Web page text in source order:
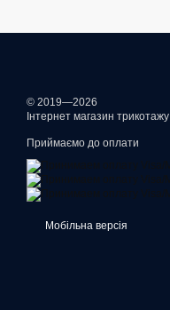
© 2019—2026
Інтернет магазин трикотажу
Приймаємо до оплати
Мобільна версія